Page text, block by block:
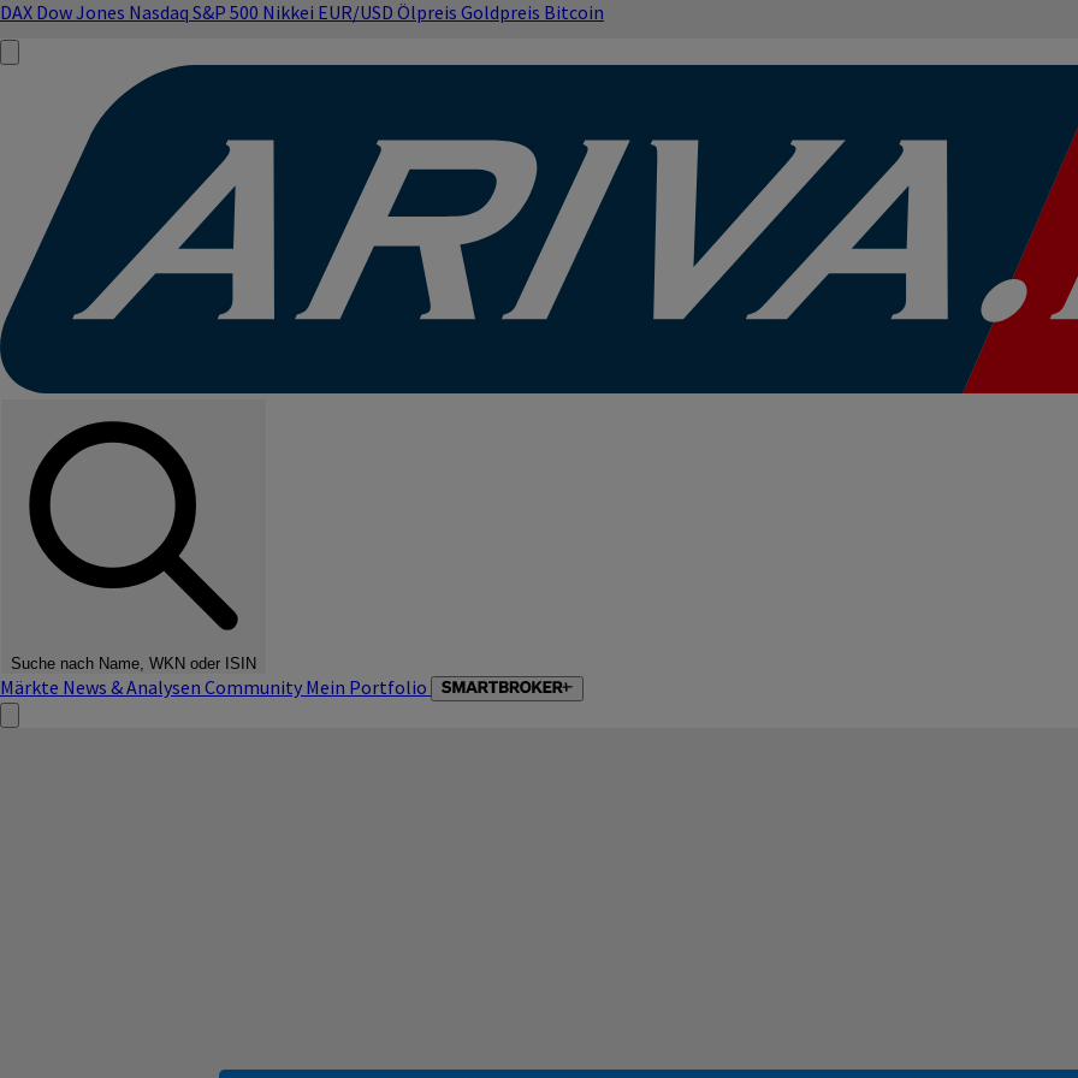
DAX Dow Jones Nasdaq S&P 500 Nikkei EUR/USD Ölpreis Goldpreis Bitcoin
Suche nach Name, WKN oder ISIN
Märkte News & Analysen Community Mein Portfolio